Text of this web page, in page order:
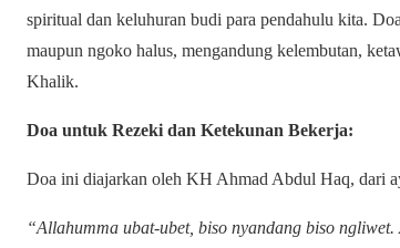
spiritual dan keluhuran budi para pendahulu kita.
maupun ngoko halus, mengandung kelembutan,
Khalik.
Doa untuk Rezeki dan Ketekunan Bekerja:
Doa ini diajarkan oleh KH Ahmad Abdul Haq, dari
“Allahumma ubat-ubet, biso nyandang biso